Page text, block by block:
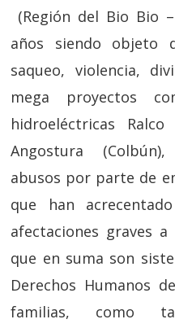
(Región del Bio Bio
años siendo objeto
saqueo, violencia,
mega proyectos
hidroeléctricas
Angostura
abusos por parte de
que han
afectaciones graves
que en suma son
Derechos Humanos
familias, como